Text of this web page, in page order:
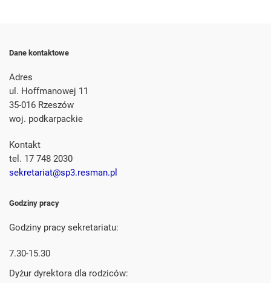
Dane kontaktowe
Adres
ul. Hoffmanowej 11
35-016 Rzeszów
woj. podkarpackie
Kontakt
tel. 17 748 2030
sekretariat@sp3.resman.pl
Godziny pracy
Godziny pracy sekretariatu:
7.30-15.30
Dyżur dyrektora dla rodziców: